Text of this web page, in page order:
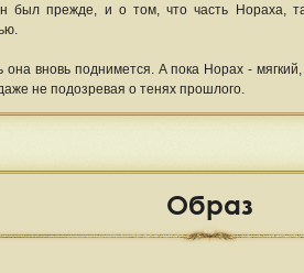
был прежде, и о том, что часть Нораха,
она вновь поднимется. А пока Норах -
не подозревая о тенях прошлого.
Образ